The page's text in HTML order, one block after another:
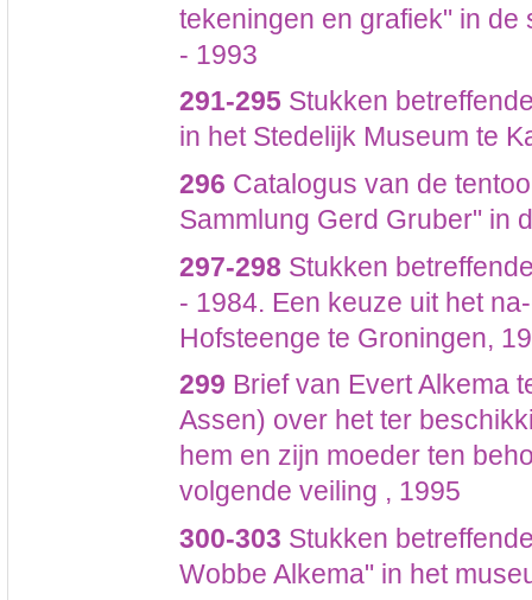
tekeningen en grafiek" in
- 1993
291-295Stukken
in het Stedelijk Museum te
296 Catalogus van de
Sammlung Gerd Gruber" in
297-298 Stukken
- 1984. Een keuze uit het
Hofsteenge te Groningen,
299 Brief van Evert Alkema
Assen) over het ter
hem en zijn moeder ten
volgende veiling , 1995
300-303 Stukken
Wobbe Alkema" in het